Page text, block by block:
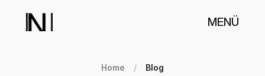
MENÜ
Home / Blog